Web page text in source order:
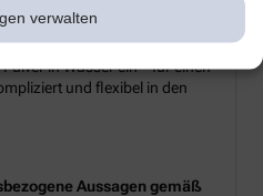
verwalten
in Wasser ein – für einen
und flexibel in den
Aussagen gemäß